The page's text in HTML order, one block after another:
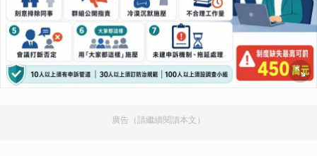
廣告（請繼續閱讀本文）